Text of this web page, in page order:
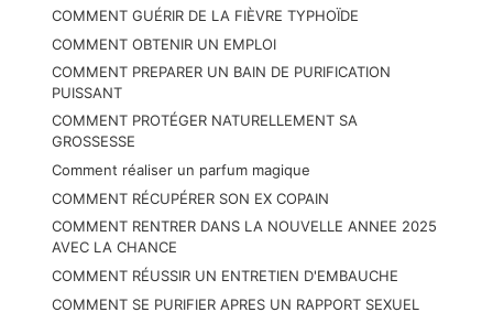
COMMENT GUÉRIR DE LA FIÈVRE TYPHOÏDE
COMMENT OBTENIR UN EMPLOI
COMMENT PREPARER UN BAIN DE PURIFICATION
PUISSANT
COMMENT PROTÉGER NATURELLEMENT SA
GROSSESSE
Comment réaliser un parfum magique
COMMENT RÉCUPÉRER SON EX COPAIN
COMMENT RENTRER DANS LA NOUVELLE ANNEE 2025
AVEC LA CHANCE
COMMENT RÉUSSIR UN ENTRETIEN D'EMBAUCHE
COMMENT SE PURIFIER APRES UN RAPPORT SEXUEL